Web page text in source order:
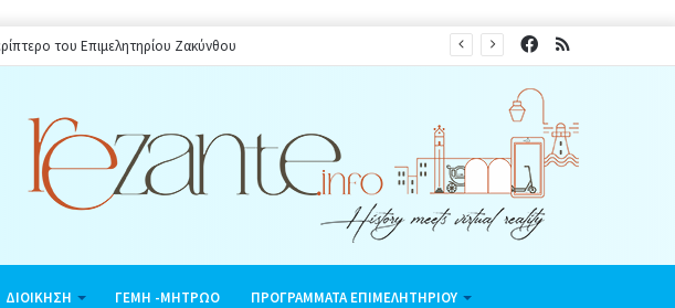
του Επιμελητηρίου Ζακύνθου RSS
Facebook
ΔΙΟΙΚΗΣΗ ΓΕΜΗ -ΜΗΤΡΩΟ ΠΡΟΓΡΑΜΜΑΤΑ ΕΠΙΜΕΛΗΤΗΡΙΟΥ